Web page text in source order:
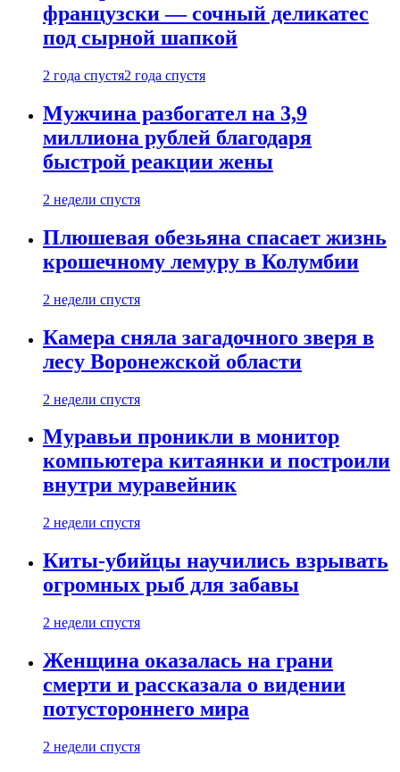
французски — сочный деликатес
под сырной шапкой
2 года спустя2 года спустя
Мужчина разбогател на 3,9
миллиона рублей благодаря
быстрой реакции жены
2 недели спустя
Плюшевая обезьяна спасает жизнь
крошечному лемуру в Колумбии
2 недели спустя
Камера сняла загадочного зверя в
лесу Воронежской области
2 недели спустя
Муравьи проникли в монитор
компьютера китаянки и построили
внутри муравейник
2 недели спустя
Киты-убийцы научились взрывать
огромных рыб для забавы
2 недели спустя
Женщина оказалась на грани
смерти и рассказала о видении
потустороннего мира
2 недели спустя